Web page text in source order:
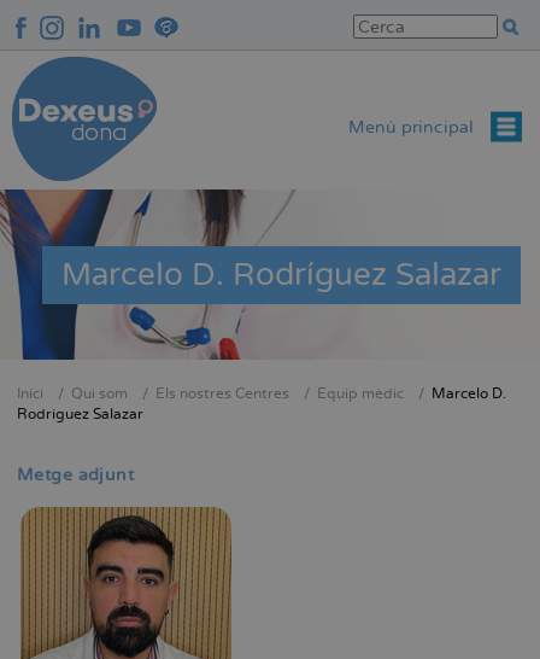
contingut
Menú principal
Marcelo D. Rodríguez Salazar
Fil
Inici Qui som Els nostres Centres Equip mèdic
Marcelo D.
Rodríguez Salazar
Metge adjunt